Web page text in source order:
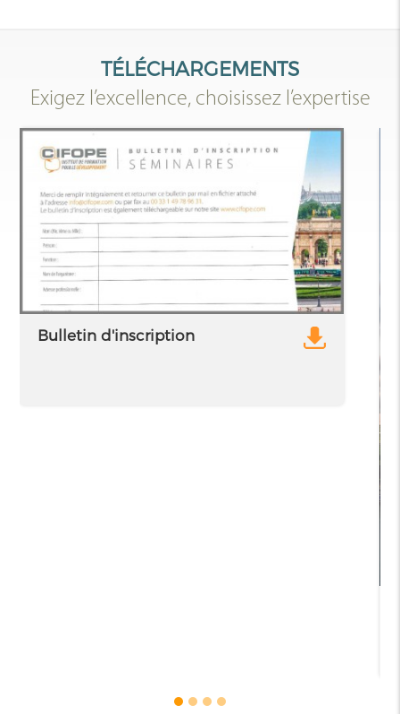
TÉLÉCHARGEMENTS
Exigez l’excellence, choisissez l’expertise
Bulletin d'inscription